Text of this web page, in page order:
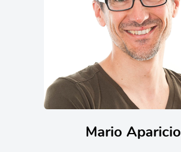
Mario Aparicio